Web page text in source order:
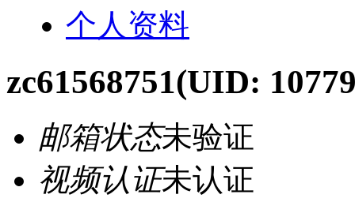
个人资料
zc61568751(UID:
邮箱状态未验证
视频认证未认证